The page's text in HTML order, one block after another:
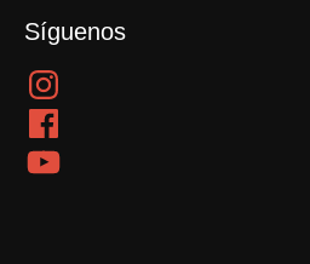
Síguenos
Instagram
Facebook
YouTube